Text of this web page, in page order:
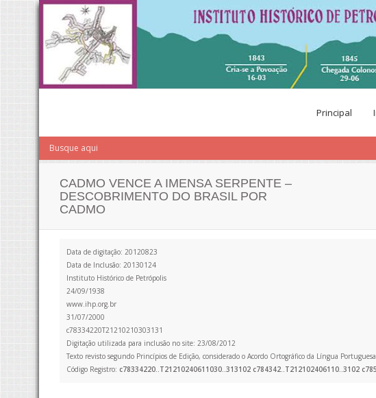
Principal
CADMO VENCE A IMENSA SERPENTE –
DESCOBRIMENTO DO BRASIL POR
CADMO
Data de digitação: 20120823
Data de Inclusão: 20130124
Instituto Histórico de Petrópolis
24/09/1938
www.ihp.org.br
31/07/2000
c78334220T21210210303131
Digitação utilizada para inclusão no site: 23/08/2012
Texto revisto segundo Princípios de Edição, considerado o Acordo Ortográfico da Língua
Código Registro: c78334220..T21210240611030..313102 c784342..T212102406110..3102